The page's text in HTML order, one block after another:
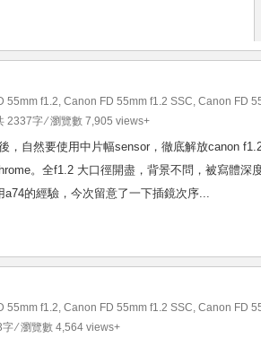
55mm f1.2, Canon FD 55mm f1.2 SSC, Canon FD
2337字 ⁄ 瀏覽數 7,905 views+
，自然要使用中片幅sensor，徹底解放canon
。全f1.2 大口徑開盡，背景不問，被寫體深
的經驗，今次留意了一下插鏡次序...
55mm f1.2, Canon FD 55mm f1.2 SSC, Canon FD
字 ⁄ 瀏覽數 4,564 views+